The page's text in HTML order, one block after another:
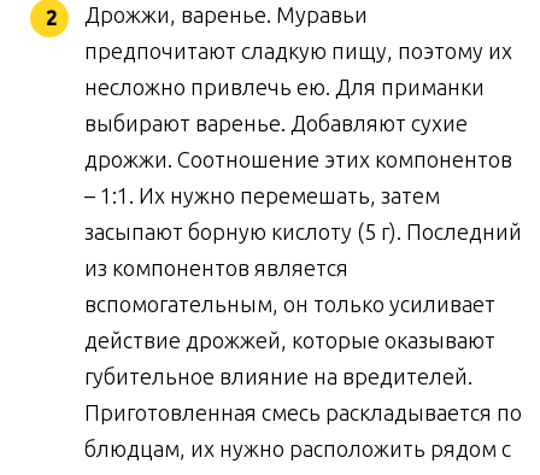
Дрожжи, варенье. Муравьи
предпочитают сладкую пищу, поэтому их
несложно привлечь ею. Для приманки
выбирают варенье. Добавляют сухие
дрожжи. Соотношение этих компонентов
– 1:1. Их нужно перемешать, затем
засыпают борную кислоту (5 г). Последний
из компонентов является
вспомогательным, он только усиливает
действие дрожжей, которые оказывают
губительное влияние на вредителей.
Приготовленная смесь раскладывается по
блюдцам, их нужно расположить рядом с